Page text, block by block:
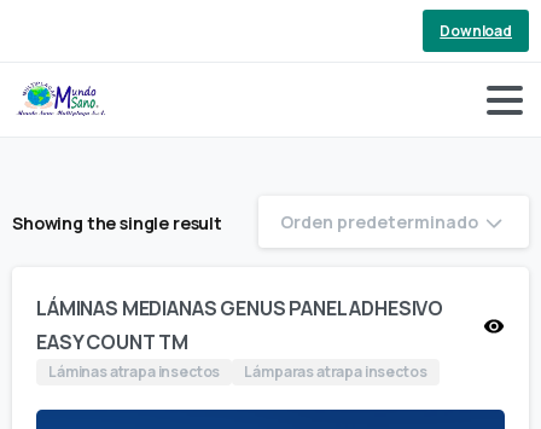
Download
Showing the single result Orden predeterminado
LÁMINAS MEDIANAS GENUS PANEL ADHESIVO
EASY COUNT TM
Láminas atrapa insectos Lámparas atrapa insectos